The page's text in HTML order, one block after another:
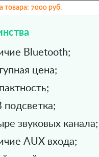
товара: 7000 руб.
Bluetooth;
цена;
подсветка;
звуковых канала;
AUX входа;